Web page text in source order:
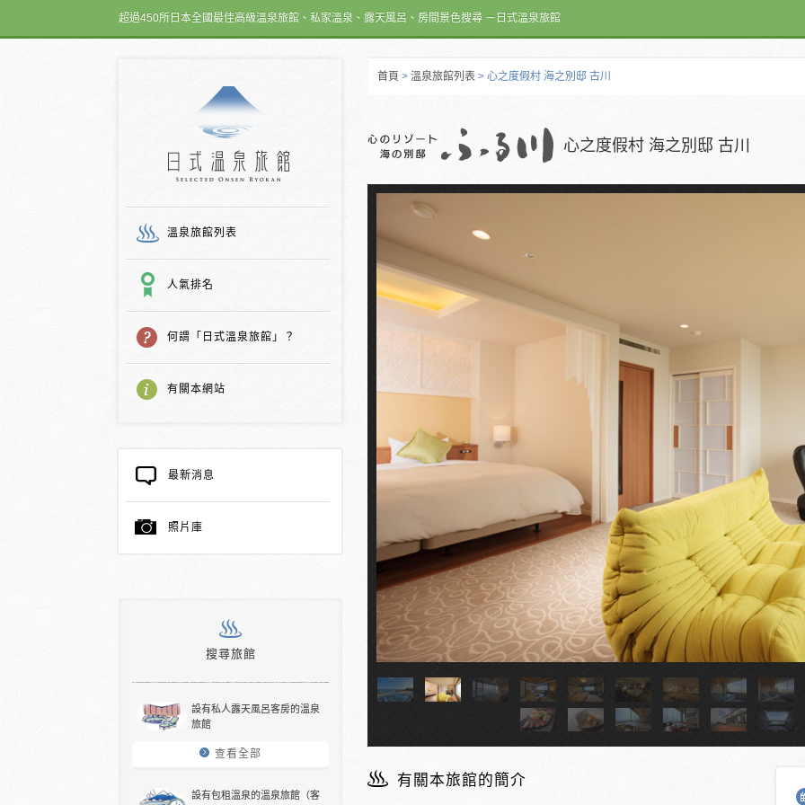
超過450所日本全國最佳高級溫泉旅館、私家溫泉、露天風呂、房間景色搜尋 －日式溫泉旅館
溫泉旅館列表
人氣排名
何謂「日式溫泉旅館」？
有關本網站
最新消息
照片庫
搜尋旅館
設有私人露天風呂客房的溫泉
旅館
查看全部
設有包租溫泉的溫泉旅館（客
首頁 > 溫泉旅館列表 > 心之度假村 海之別邸 古川
心之度假村 海之別邸 古川
有關本旅館的簡介